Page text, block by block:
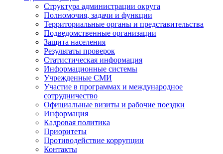
Структура администрации округа
Полномочия, задачи и функции
Территориальные органы и представительства
Подведомственные организации
Защита населения
Результаты проверок
Статистическая информация
Информационные системы
Учрежденные СМИ
Участие в программах и международное
сотрудничество
Официальные визиты и рабочие поездки
Информация
Кадровая политика
Приоритеты
Противодействие коррупции
Контакты